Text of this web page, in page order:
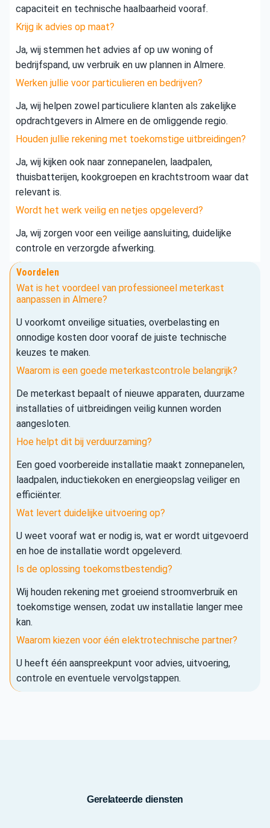
capaciteit en technische haalbaarheid vooraf.
Krijg ik advies op maat?
Ja, wij stemmen het advies af op uw woning of
bedrijfspand, uw verbruik en uw plannen in Almere.
Werken jullie voor particulieren en bedrijven?
Ja, wij helpen zowel particuliere klanten als zakelijke
opdrachtgevers in Almere en de omliggende regio.
Houden jullie rekening met toekomstige uitbreidingen?
Ja, wij kijken ook naar zonnepanelen, laadpalen,
thuisbatterijen, kookgroepen en krachtstroom waar dat
relevant is.
Wordt het werk veilig en netjes opgeleverd?
Ja, wij zorgen voor een veilige aansluiting, duidelijke
controle en verzorgde afwerking.
Voordelen
Wat is het voordeel van professioneel meterkast
aanpassen in Almere?
U voorkomt onveilige situaties, overbelasting en
onnodige kosten door vooraf de juiste technische
keuzes te maken.
Waarom is een goede meterkastcontrole belangrijk?
De meterkast bepaalt of nieuwe apparaten, duurzame
installaties of uitbreidingen veilig kunnen worden
aangesloten.
Hoe helpt dit bij verduurzaming?
Een goed voorbereide installatie maakt zonnepanelen,
laadpalen, inductiekoken en energieopslag veiliger en
efficiënter.
Wat levert duidelijke uitvoering op?
U weet vooraf wat er nodig is, wat er wordt uitgevoerd
en hoe de installatie wordt opgeleverd.
Is de oplossing toekomstbestendig?
Wij houden rekening met groeiend stroomverbruik en
toekomstige wensen, zodat uw installatie langer mee
kan.
Waarom kiezen voor één elektrotechnische partner?
U heeft één aanspreekpunt voor advies, uitvoering,
controle en eventuele vervolgstappen.
Gerelateerde diensten